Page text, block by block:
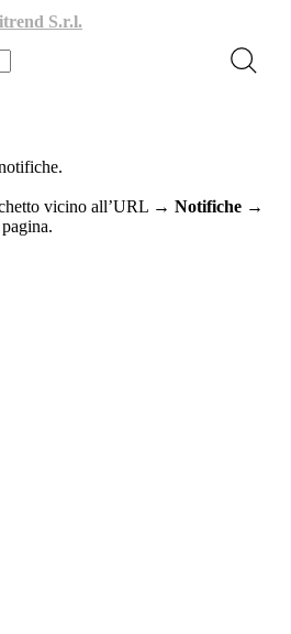
S.r.l.
vicino all’URL → Notifiche →